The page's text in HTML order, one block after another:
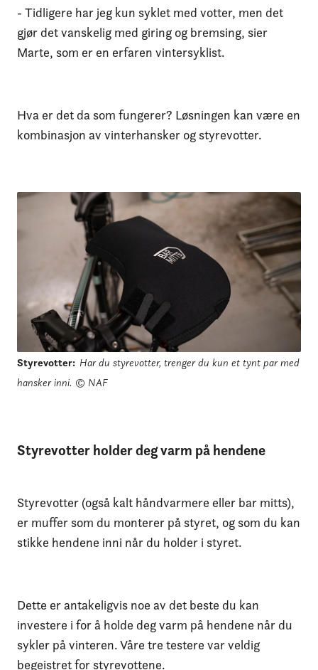
- Tidligere har jeg kun syklet med votter, men det
gjør det vanskelig med giring og bremsing, sier
Marte, som er en erfaren vintersyklist.
Hva er det da som fungerer? Løsningen kan være en
kombinasjon av vinterhansker og styrevotter.
Styrevotter: Har du styrevotter, trenger du kun et tynt par med
hansker inni. © NAF
Styrevotter holder deg varm på hendene
Styrevotter (også kalt håndvarmere eller bar mitts),
er muffer som du monterer på styret, og som du kan
stikke hendene inni når du holder i styret.
Dette er antakeligvis noe av det beste du kan
investere i for å holde deg varm på hendene når du
sykler på vinteren. Våre tre testere var veldig
begeistret for styrevottene.